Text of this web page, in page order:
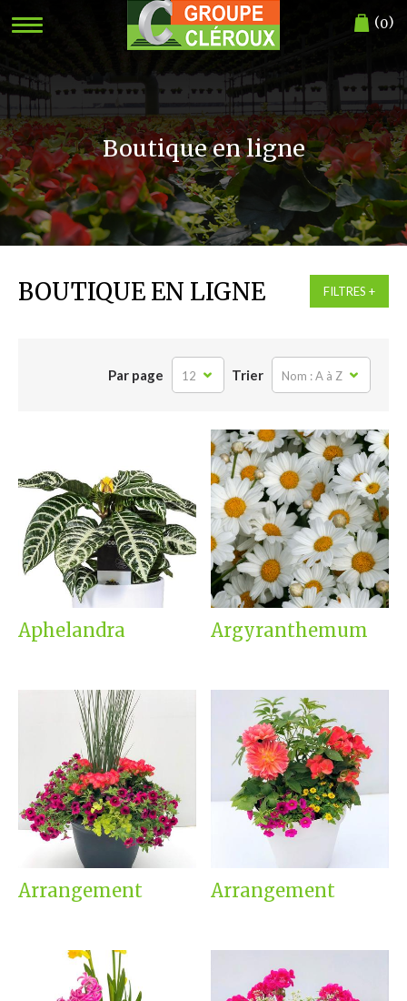
(0)
Boutique en ligne
BOUTIQUE EN LIGNE FILTRES
Par page 12 Trier Nom : A à Z
Aphelandra Argyranthemum
Arrangement Arrangement